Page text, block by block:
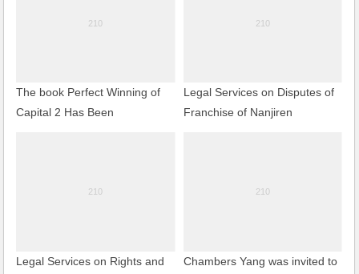
The book Perfect Winning of
Capital 2 Has Been
Legal Services on Disputes of
Franchise of Nanjiren
Legal Services on Rights and
Chambers Yang was invited to